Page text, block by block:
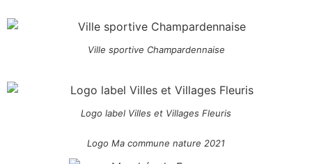
Ville sportive Champardennaise
Logo label Villes et Villages Fleuris
Logo Ma commune nature 2021